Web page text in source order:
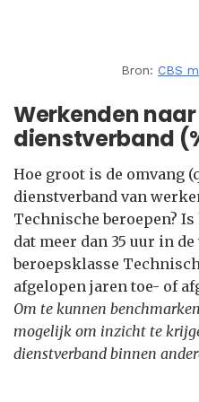
Bron: CBS
Werkenden
dienstverband
Hoe groot is de omvang
dienstverband van
Technische beroepen?
dat meer dan 35 uur in
beroepsklasse
afgelopen jaren toe- of
Om te kunnen
mogelijk om inzicht te
dienstverband binnen